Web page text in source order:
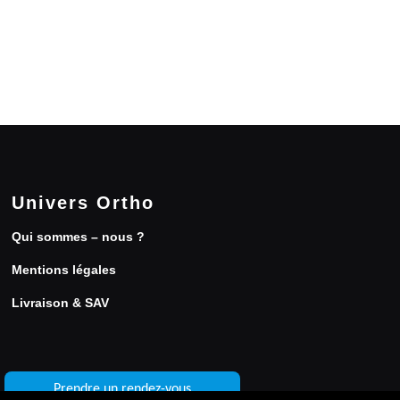
Univers Ortho
Qui sommes – nous ?
Mentions légales
Livraison & SAV
Prendre un rendez-vous